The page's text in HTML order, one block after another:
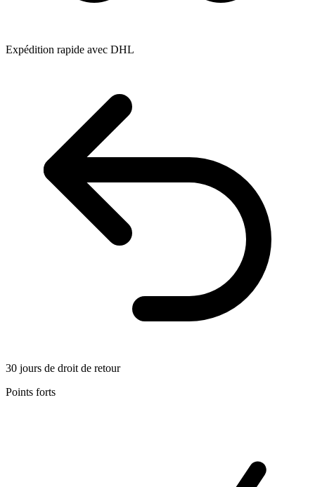
Expédition rapide avec DHL
30 jours de droit de retour
Points forts